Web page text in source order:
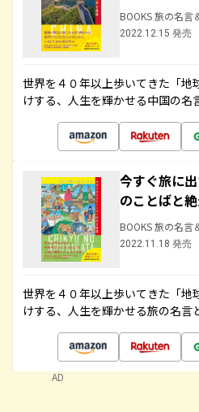
BOOKS 旅の名言
2022.12.15 発売
世界を４０年以上歩いてきた「地
けする、人生を輝かせる中国の名
今すぐ旅に
のことばと
BOOKS 旅の名言
2022.11.18 発売
世界を４０年以上歩いてきた「地
けする、人生を輝かせる旅の名言
AD